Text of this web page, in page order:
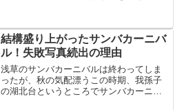
て・・・、今回の撮影場所は築地市場
だ。もうすぐ、豊洲に移転してしまう...
結構盛り上がったサンバカーニバ
ル！失敗写真続出の理由
浅草のサンバカーニバルは終わってしま
ったが、秋の気配漂うこの時期、我孫子
の湖北台というところでサンバカーニバ